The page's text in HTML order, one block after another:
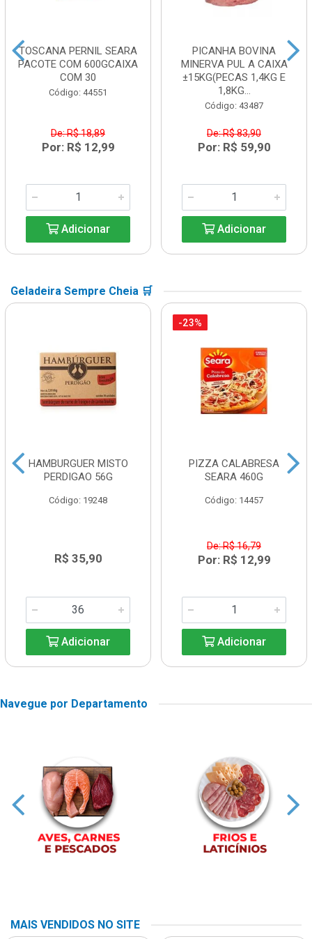
TOSCANA PERNIL SEARA
PACOTE COM 600GCAIXA
COM 30
Código: 44551
De: R$ 18,89
Por: R$ 12,99
Adicionar
PICANHA BOVINA
MINERVA PUL A CAIXA
±15KG(PECAS 1,4KG E
1,8KG...
Código: 43487
De: R$ 83,90
Por: R$ 59,90
Adicionar
Geladeira Sempre Cheia 🛒
HAMBURGUER MISTO
PERDIGAO 56G
Código: 19248
R$ 35,90
Adicionar
-23%
PIZZA CALABRESA
SEARA 460G
Código: 14457
De: R$ 16,79
Por: R$ 12,99
Adicionar
Navegue por Departamento
MAIS VENDIDOS NO SITE